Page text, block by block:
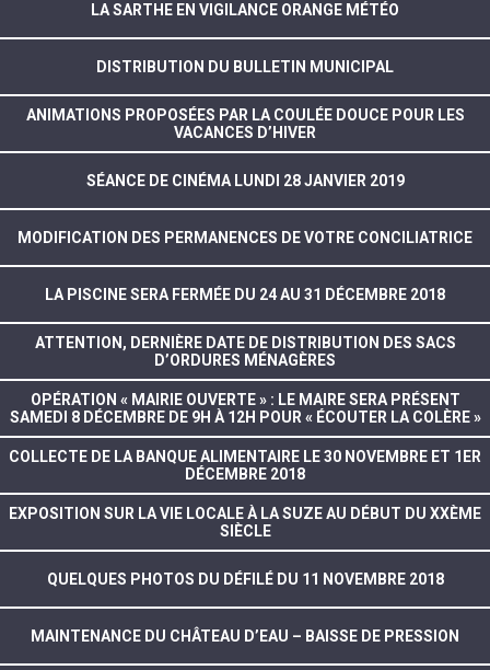
LA SARTHE EN VIGILANCE ORANGE MÉTÉO
DISTRIBUTION DU BULLETIN MUNICIPAL
ANIMATIONS PROPOSÉES PAR LA COULÉE DOUCE POUR LES
VACANCES D’HIVER
SÉANCE DE CINÉMA LUNDI 28 JANVIER 2019
MODIFICATION DES PERMANENCES DE VOTRE CONCILIATRICE
LA PISCINE SERA FERMÉE DU 24 AU 31 DÉCEMBRE 2018
ATTENTION, DERNIÈRE DATE DE DISTRIBUTION DES SACS
D’ORDURES MÉNAGÈRES
OPÉRATION « MAIRIE OUVERTE » : LE MAIRE SERA PRÉSENT
SAMEDI 8 DÉCEMBRE DE 9H À 12H POUR « ÉCOUTER LA COLÈRE »
COLLECTE DE LA BANQUE ALIMENTAIRE LE 30 NOVEMBRE ET 1ER
DÉCEMBRE 2018
EXPOSITION SUR LA VIE LOCALE À LA SUZE AU DÉBUT DU XXÈME
SIÈCLE
QUELQUES PHOTOS DU DÉFILÉ DU 11 NOVEMBRE 2018
MAINTENANCE DU CHÂTEAU D’EAU – BAISSE DE PRESSION